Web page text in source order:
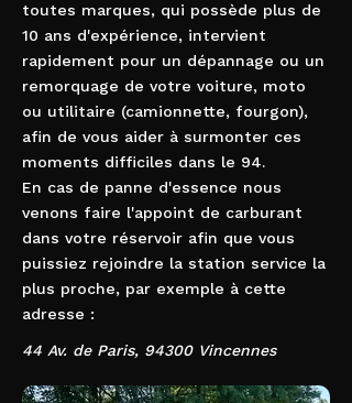
toutes marques, qui possède plus de
10 ans d'expérience, intervient
rapidement pour un dépannage ou un
remorquage de votre voiture, moto
ou utilitaire (camionnette, fourgon),
afin de vous aider à surmonter ces
moments difficiles dans le 94.
En cas de panne d'essence nous
venons faire l'appoint de carburant
dans votre réservoir afin que vous
puissiez rejoindre la station service la
plus proche, par exemple à cette
adresse :
44 Av. de Paris, 94300 Vincennes